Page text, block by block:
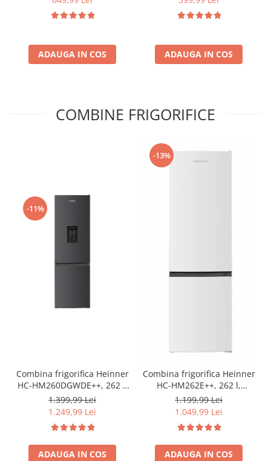
Alb/Albastru
ADAUGA IN COS
cm, Alb
ADAUGA IN COS
COMBINE FRIGORIFICE
-11%
Combina frigorifica Heinner
HC-HM260DGWDE++, 262 l,
Clasa E, Dozator de apa,
Control electronic cu
termostat ajustabil, Lumina
cm, Gri antracit texturat
1.399,99 Lei
1.249,99 Lei
ADAUGA IN COS
-13%
Combina frigorifica Heinner
HC-HM262E++, 262 l,
Control electronic,
Iluminare LED, Usi
reversibile, Clasa E, H 180
cm, Alb
1.199,99 Lei
1.049,99 Lei
ADAUGA IN COS